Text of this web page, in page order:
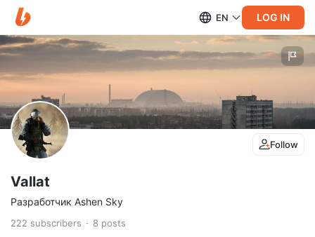
EN LOG IN
Follow
Vallat
Разработчик Ashen Sky
222 subscribers 8 posts